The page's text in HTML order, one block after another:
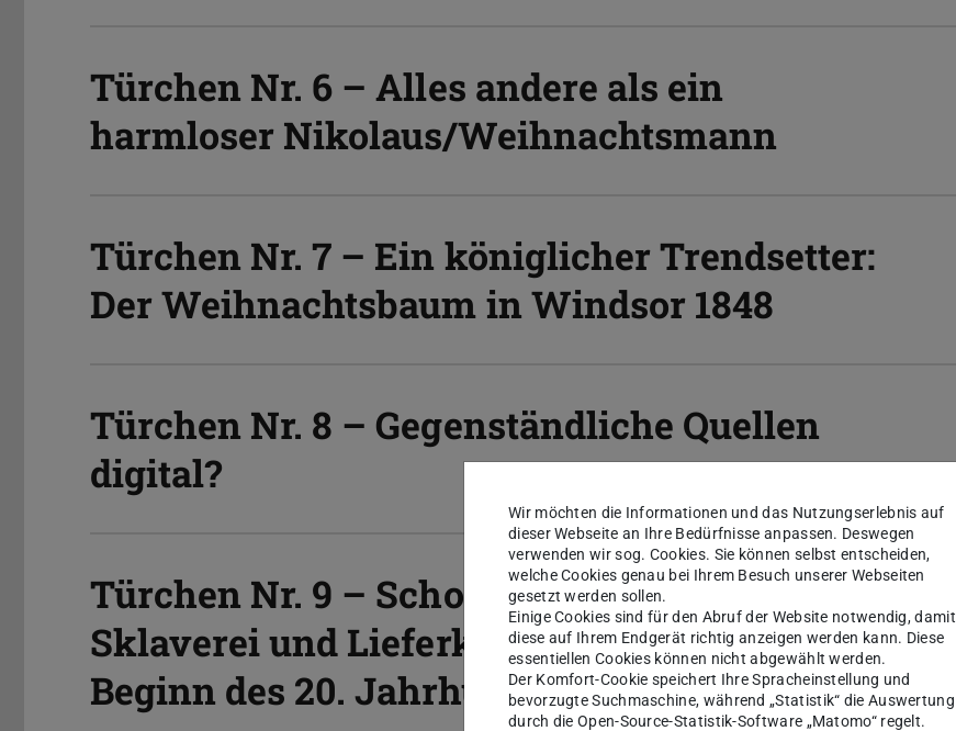
Türchen Nr. 6 – Alles andere als ein
harmloser Nikolaus/Weihnachtsmann
Türchen Nr. 7 – Ein königlicher Trendsetter:
Der Weihnachtsbaum in Windsor 1848
Türchen Nr. 8 – Gegenständliche Quellen
digital?
Türchen Nr. 9 – Schokolade, moderne
Sklaverei und Lieferkettendiskussionen zum
Beginn des 20. Jahrhunderts
Wir möchten die Informationen und das Nutzungserlebnis auf
dieser Webseite an Ihre Bedürfnisse anpassen. Deswegen
verwenden wir sog. Cookies. Sie können selbst entscheiden,
welche Cookies genau bei Ihrem Besuch unserer Webseiten
gesetzt werden sollen.
Einige Cookies sind für den Abruf der Website notwendig, damit
diese auf Ihrem Endgerät richtig anzeigen werden kann. Diese
essentiellen Cookies können nicht abgewählt werden.
Der Komfort-Cookie speichert Ihre Spracheinstellung und
bevorzugte Suchmaschine, während „Statistik“ die Auswertung
durch die Open-Source-Statistik-Software „Matomo“ regelt.